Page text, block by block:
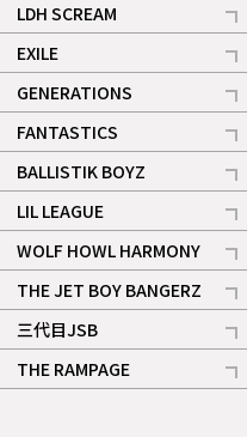
LDH SCREAM
記事
EXILE
記事
GENERATIONS
記事
FANTASTICS
記事
BALLISTIK BOYZ
記事
LIL LEAGUE
記事
WOLF HOWL HARMONY
記事
THE JET BOY BANGERZ
記事
三代目JSB
記事
THE RAMPAGE
記事